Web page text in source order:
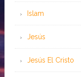
Islam
Jesús
Jesús El Cristo